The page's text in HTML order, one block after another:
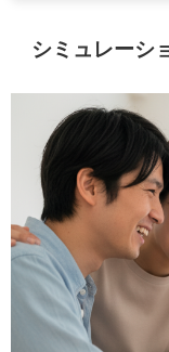
シミュレーシ